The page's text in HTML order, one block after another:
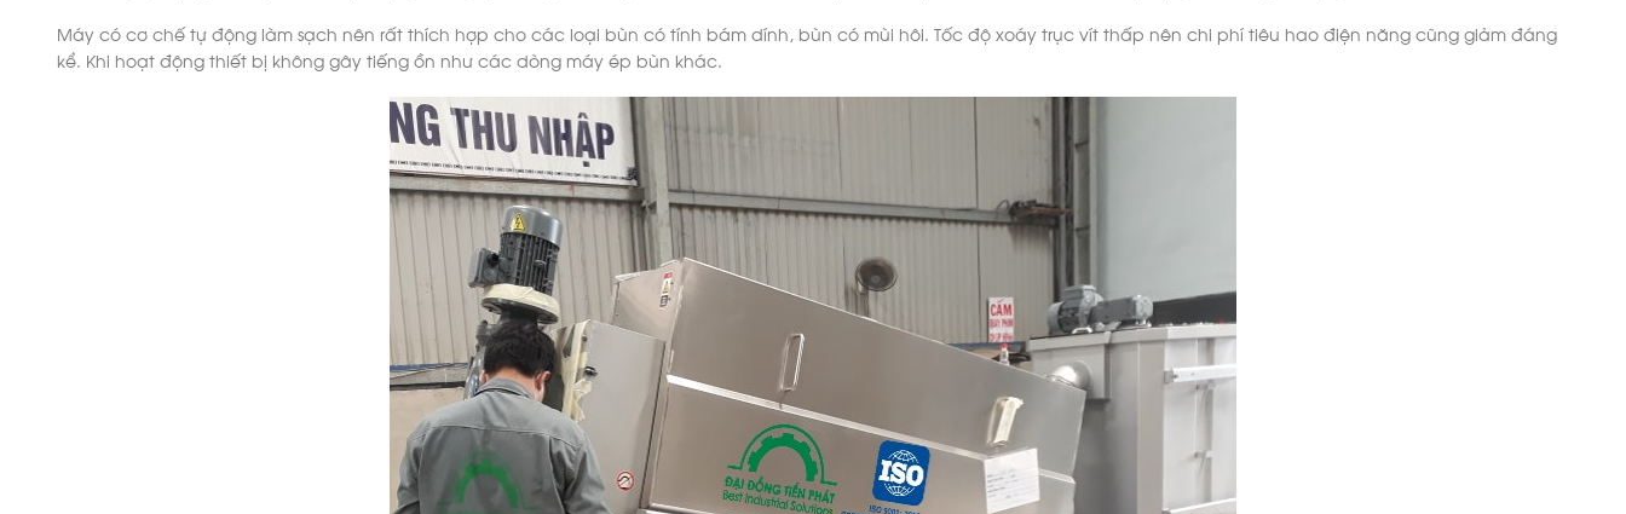
Máy có cơ chế tự động làm sạch nên rất thích hợp cho các loại bùn có tính bám dính, bùn có mùi hôi. Tốc độ xoáy trục vít thấp nên chi phí tiêu hao điện năng cũng giảm đáng
kể. Khi hoạt động thiết bị không gây tiếng ồn như các dòng máy ép bùn khác.